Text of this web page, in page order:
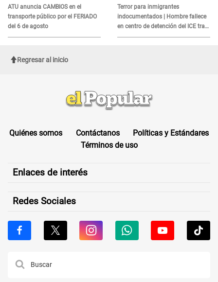
ATU anuncia CAMBIOS en el
transporte público por el FERIADO
del 6 de agosto
es?
Terror para inmigrantes
indocumentados | Hombre fallece
en centro de detención del ICE tras
sufrir una "emergencia médica"
Regresar al inicio
Quiénes somos Contáctanos
Políticas y Estándares
Términos de uso
Enlaces de interés
Redes Sociales